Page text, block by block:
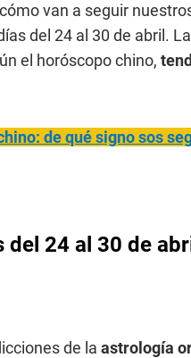
van a seguir
del 24 al 30 de abril.
el horóscopo chino,
de qué signo sos
24 al 30 de
de la astrología